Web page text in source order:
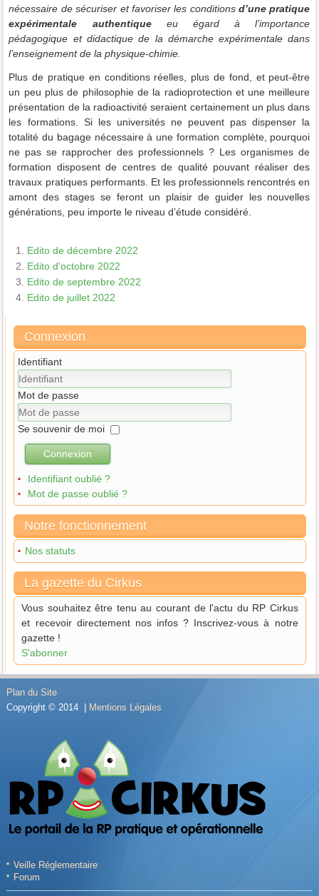
nécessaire de sécuriser et favoriser les conditionsd’une pratique
expérimentale authentiqueeu égard à l’importance
pédagogique et didactique de la démarche expérimentale dans
l’enseignement de la physique-chimie.
Plus de pratique en conditions réelles, plus de fond, et peut-être
un peu plus de philosophie de la radioprotection et une meilleure
présentation de la radioactivité seraient certainement un plus dans
les formations. Si les universités ne peuvent pas dispenser la
totalité du bagage nécessaire à une formation complète, pourquoi
ne pas se rapprocher des professionnels ? Les organismes de
formation disposent de centres de qualité pouvant réaliser des
travaux pratiques performants. Et les professionnels rencontrés en
amont des stages se feront un plaisir de guider les nouvelles
générations, peu importe le niveau d’étude considéré.
Edito de décembre 2022
Edito d'octobre 2022
Edito de septembre 2022
Edito de juillet 2022
Connexion
Identifiant
Mot de passe
Se souvenir de moi
Connexion
Identifiant oublié ?
Mot de passe oublié ?
Notre fonctionnement
Nos statuts
La gazette du Cirkus
Vous souhaitez être tenu au courant de l'actu du RP Cirkus
et recevoir directement nos infos ? Inscrivez-vous à notre
gazette !
S'abonner
Plan du Site
Copyright © 2014 |
Mentions Légales
Veille Réglementaire
Forum